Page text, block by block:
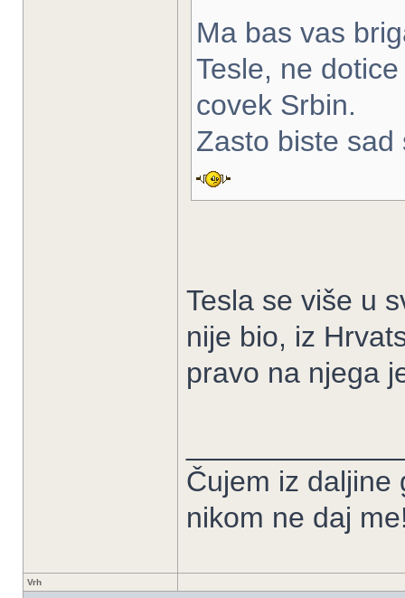
Ma bas vas
Tesle, ne
covek Srbin.
Zasto biste sad
Tesla se više u
nije bio, iz
pravo na njega
Čujem iz daljine
nikom ne daj
Vrh